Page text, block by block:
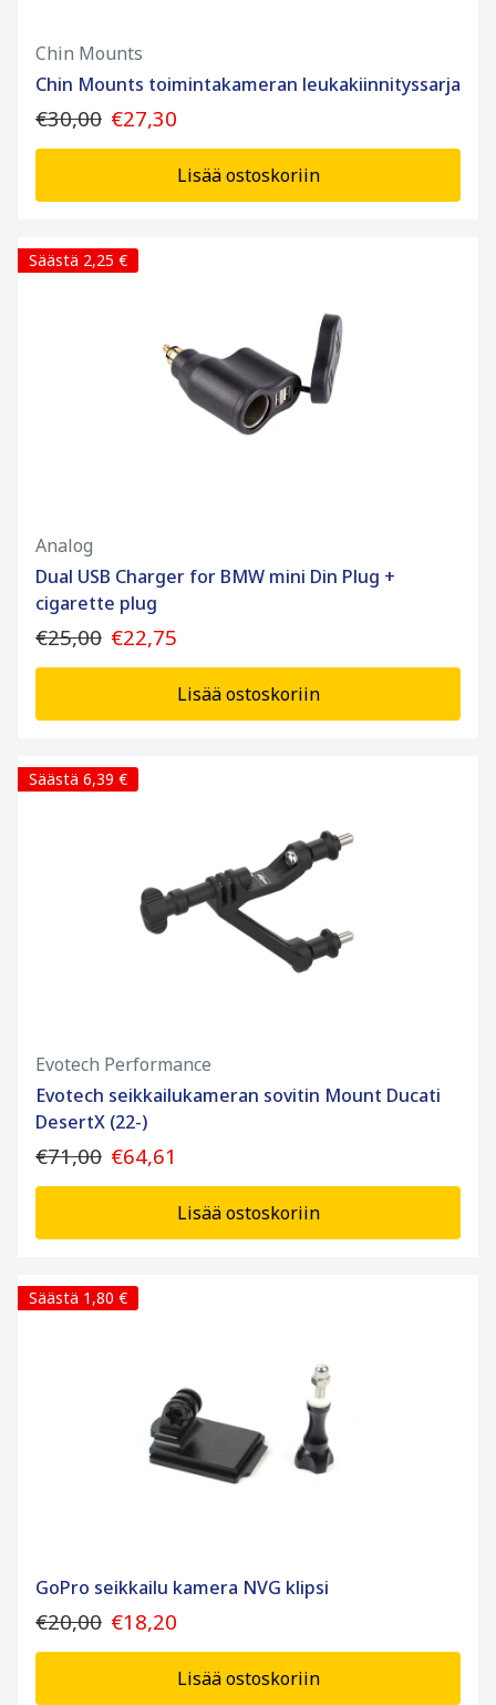
Chin Mounts
Chin Mounts toimintakameran leukakiinnityssarja
€30,00 €27,30
Lisää ostoskoriin
Säästä 2,25 €
Analog
Dual USB Charger for BMW mini Din Plug +
cigarette plug
€25,00 €22,75
Lisää ostoskoriin
Säästä 6,39 €
Evotech Performance
Evotech seikkailukameran sovitin Mount Ducati
DesertX (22-)
€71,00 €64,61
Lisää ostoskoriin
Säästä 1,80 €
GoPro seikkailu kamera NVG klipsi
€20,00 €18,20
Lisää ostoskoriin